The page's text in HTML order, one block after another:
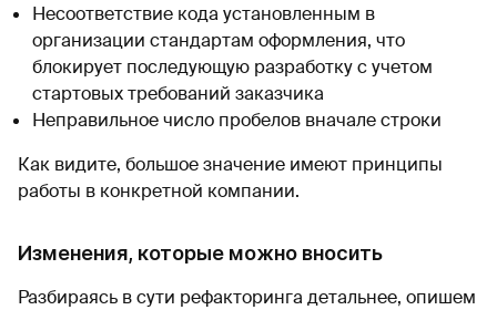
Несоответствие кода установленным в
организации стандартам оформления, что
блокирует последующую разработку с учетом
стартовых требований заказчика
Неправильное число пробелов вначале строки
Как видите, большое значение имеют принципы
работы в конкретной компании.
Изменения, которые можно вносить
Разбираясь в сути рефакторинга детальнее, опишем